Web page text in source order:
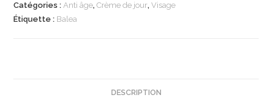
Vital,
Catégories :Anti âge,Crème de jour,Visage
Étiquette : Balea
DESCRIPTION